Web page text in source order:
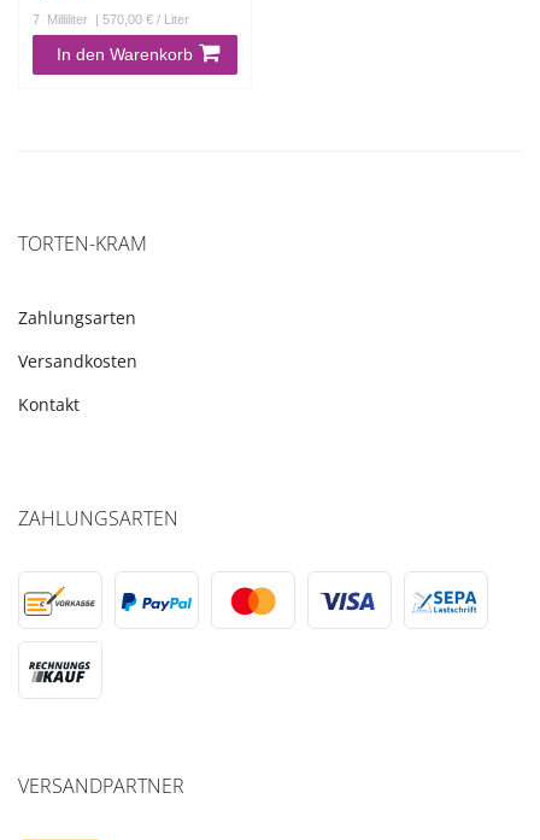
7 Milliliter | 570,00 € / Liter
In den Warenkorb
TORTEN-KRAM
Zahlungsarten
Versandkosten
Kontakt
ZAHLUNGSARTEN
VERSANDPARTNER